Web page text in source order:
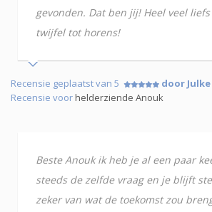
gevonden. Dat ben jij! Heel veel
twijfel tot horens!
Recensie geplaatst van 5
door Julke
Recensie voorhelderziende Anouk
Beste Anouk ik heb je al een paar
steeds de zelfde vraag en je blijft
zeker van wat de toekomst zou